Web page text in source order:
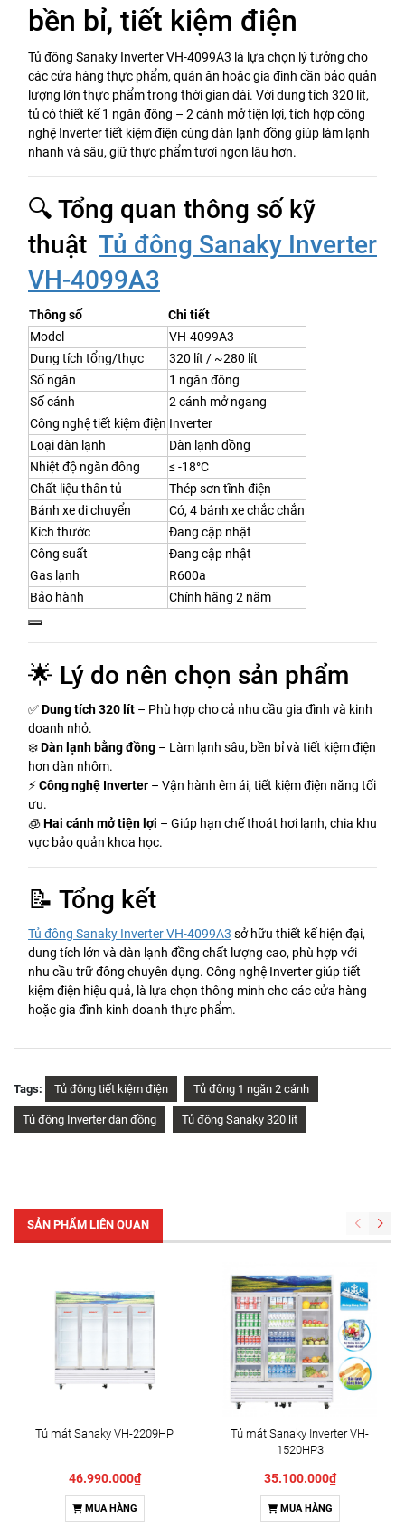
bền bỉ, tiết kiệm điện
Tủ đông Sanaky Inverter VH-4099A3 là lựa chọn lý tưởng cho
các cửa hàng thực phẩm, quán ăn hoặc gia đình cần bảo quản
lượng lớn thực phẩm trong thời gian dài. Với dung tích 320 lít,
tủ có thiết kế 1 ngăn đông – 2 cánh mở tiện lợi, tích hợp công
nghệ Inverter tiết kiệm điện cùng dàn lạnh đồng giúp làm lạnh
nhanh và sâu, giữ thực phẩm tươi ngon lâu hơn.
🔍 Tổng quan thông số kỹ
thuật Tủ đông Sanaky Inverter
VH-4099A3
Thông số
Chi tiết
Model
VH-4099A3
Dung tích tổng/thực
320 lít / ~280 lít
Số ngăn
1 ngăn đông
Số cánh
2 cánh mở ngang
Công nghệ tiết kiệm điện Inverter
Loại dàn lạnh
Dàn lạnh đồng
Nhiệt độ ngăn đông
≤ -18°C
Chất liệu thân tủ
Thép sơn tĩnh điện
Bánh xe di chuyển
Có, 4 bánh xe chắc chắn
Kích thước
Đang cập nhật
Công suất
Đang cập nhật
Gas lạnh
R600a
Bảo hành
Chính hãng 2 năm
🌟 Lý do nên chọn sản phẩm
✅Dung tích 320 lít – Phù hợp cho cả nhu cầu gia đình và kinh
doanh nhỏ.
❄️Dàn lạnh bằng đồng – Làm lạnh sâu, bền bỉ và tiết kiệm điện
hơn dàn nhôm.
⚡Công nghệ Inverter – Vận hành êm ái, tiết kiệm điện năng tối
ưu.
🧊Hai cánh mở tiện lợi – Giúp hạn chế thoát hơi lạnh, chia khu
vực bảo quản khoa học.
📝 Tổng kết
Tủ đông Sanaky Inverter VH-4099A3 sở hữu thiết kế hiện đại,
dung tích lớn và dàn lạnh đồng chất lượng cao, phù hợp với
nhu cầu trữ đông chuyên dụng. Công nghệ Inverter giúp tiết
kiệm điện hiệu quả, là lựa chọn thông minh cho các cửa hàng
hoặc gia đình kinh doanh thực phẩm.
Tags: Tủ đông tiết kiệm điện Tủ đông 1 ngăn 2 cánh
Tủ đông Inverter dàn đồng Tủ đông Sanaky 320 lít
SẢN PHẨM LIÊN QUAN
Tủ mát Sanaky VH-2209HP
46.990.000₫
MUA HÀNG
Tủ mát Sanaky Inverter VH-
1520HP3
35.100.000₫
MUA HÀNG